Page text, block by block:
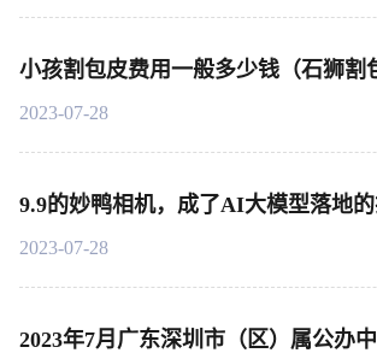
小孩割包皮费用一般多少钱（石狮割
2023-07-28
9.9的妙鸭相机，成了AI大模型落地
2023-07-28
2023年7月广东深圳市（区）属公办